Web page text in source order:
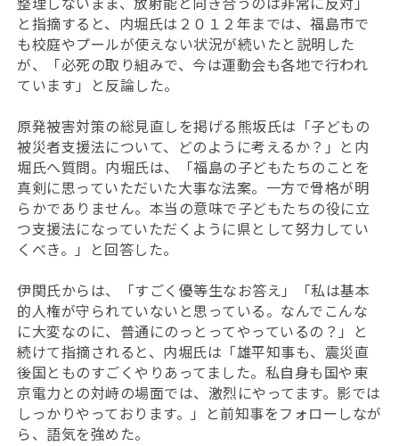
と指摘すると、内堀氏は２０１２年までは、福島市で
も校庭やプールが使えない状況が続いたと説明した
が、「必死の取り組みで、今は運動会も各地で行われ
ています」と反論した。
原発被害対策の総見直しを掲げる熊坂氏は「子どもの
被災者支援法について、どのように考えるか？」と内
堀氏へ質問。内堀氏は、「福島の子どもたちのことを
真剣に思っていただいた大事な法案。一方で骨格が明
らかでありません。本当の意味で子どもたちの役に立
つ支援法になっていただくように県として努力してい
くべき。」と回答した。
伊関氏からは、「すごく優等生なお答え」「私は基本
的人権が守られていないと思っている。なんでこんな
に大変なのに、普通にのっとってやっているの？」と
続けて指摘されると、内堀氏は「雄平知事も、震災直
後国とものすごくやりあってました。私自身も国や東
京電力との対峙の場面では、激烈にやってます。影では
しっかりやっております。」と前知事をフォローしなが
ら、語気を強めた。